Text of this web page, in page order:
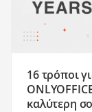
16 τρόποι
καλύτερη